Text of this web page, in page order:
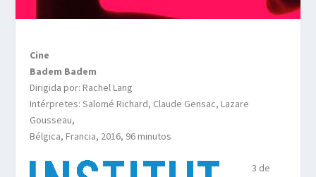
Cine
Badem Badem
Dirigida por: Rachel Lang
Intérpretes: Salomé Richard, Claude Gensac, Lazare
Gousseau,
Bélgica, Francia, 2016, 96 minutos
3 de